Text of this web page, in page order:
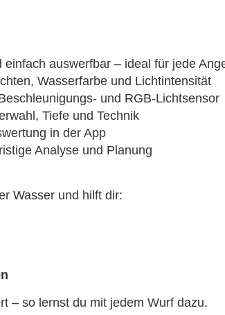
einfach auswerfbar – ideal für jede
Wasserfarbe und Lichtintensität
und RGB-Lichtsensor
Tiefe und Technik
in der App
Analyse und Planung
Wasser und hilft dir:
– so lernst du mit jedem Wurf dazu.